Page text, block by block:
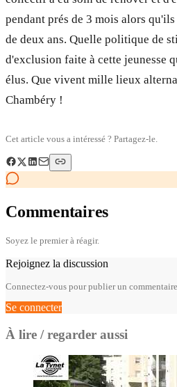
pendant prés de 3 mois alors
de deux ans. Quelle politique de
d'exclusion faite à cette jeunesse
élus. Que vivent mille lieux
Chambéry !
Cet article vous a intéressé ? Partagez-le.
Commentaires
Soyez le premier à réagir.
Rejoignez la discussion
Connectez-vous pour publier un commentaire.
Se connecter
À lire / regarder aussi